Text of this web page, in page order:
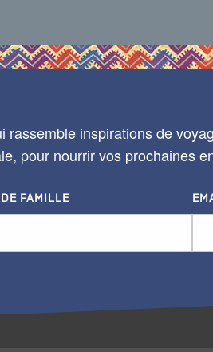
rassemble inspirations de
pour nourrir vos prochaines
DE FAMILLE